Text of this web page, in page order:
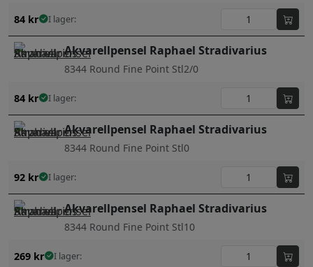
84 kr I lager:
Akvarellpensel Raphael Stradivarius
8344 Round Fine Point Stl2/0
84 kr I lager:
Akvarellpensel Raphael Stradivarius
8344 Round Fine Point Stl0
92 kr I lager:
Akvarellpensel Raphael Stradivarius
8344 Round Fine Point Stl10
269 kr I lager: